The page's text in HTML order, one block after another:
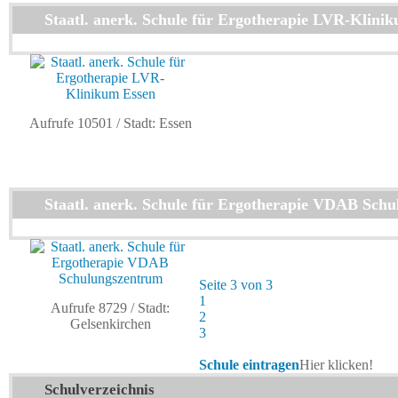
Staatl. anerk. Schule für Ergotherapie LVR-
Aufrufe 10501 / Stadt: Essen
Staatl. anerk. Schule für Ergotherapie VDAB
Aufrufe 8729 / Stadt:
Gelsenkirchen
Seite 3 von 3
1
2
3
Schule eintragenHier klicken!
Schulverzeichnis